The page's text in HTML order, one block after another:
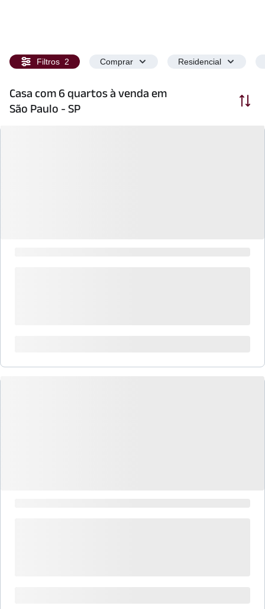
Filtros 2 Comprar Residencial
Casa com 6 quartos à venda em
São Paulo - SP
Ordenar